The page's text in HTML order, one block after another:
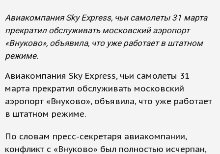
Авиакомпания Sky Express, чьи самолеты 31 марта
прекратил обслуживать московский аэропорт
«Внуково», объявила, что уже работает в штатном
режиме.
Авиакомпания Sky Express, чьи самолеты 31
марта прекратил обслуживать московский
аэропорт «Внуково», объявила, что уже работает
в штатном режиме.
По словам пресс-секретаря авиакомпании,
конфликт с «Внуково» был полностью исчерпан,